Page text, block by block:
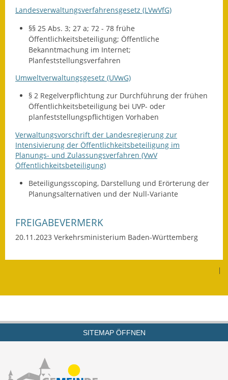
Breitbandausbau
Klimaschutzagentur
Freizeit
Feuerwehr
Freizeit- & Sportstätten
Gesundheit & Soziales
Kirchen
Vereine
Wirtschaft
Landesverwaltungsverfahrensgesetz (LVwVfG)
§§ 25 Abs. 3; 27 a; 72 - 78 frühe
Öffentlichkeitsbeteiligung; Öffentliche
Bekanntmachung im Internet;
Planfeststellungsverfahren
Umweltverwaltungsgesetz (UVwG)
§ 2 Regelverpflichtung zur Durchführung der frühen
Öffentlichkeitsbeteiligung bei UVP- oder
planfeststellungspflichtigen Vorhaben
Verwaltungsvorschrift der Landesregierung zur
Intensivierung der Öffentlichkeitsbeteiligung im
Planungs- und Zulassungsverfahren (VwV
Öffentlichkeitsbeteiligung)
Beteiligungsscoping, Darstellung und Erörterung der
Planungsalternativen und der Null-Variante
FREIGABEVERMERK
20.11.2023 Verkehrsministerium Baden-Württemberg
|
SITEMAP ÖFFNEN